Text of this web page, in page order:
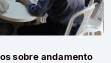
sobre andamento